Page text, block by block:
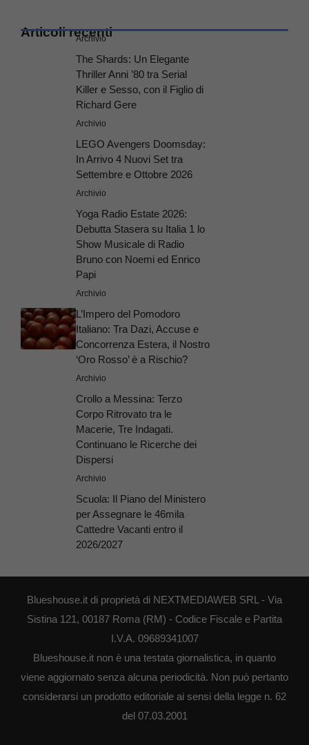
Articoli recenti
Archivio
The Shards: Un Elegante
Thriller Anni ’80 tra Serial
Killer e Sesso, con il Figlio di
Richard Gere
Archivio
LEGO Avengers Doomsday:
In Arrivo 4 Nuovi Set tra
Settembre e Ottobre 2026
Archivio
Yoga Radio Estate 2026:
Debutta Stasera su Italia 1 lo
Show Musicale di Radio
Bruno con Noemi ed Enrico
Papi
Archivio
L’Impero del Pomodoro
Italiano: Tra Dazi, Accuse e
Concorrenza Estera, il Nostro
‘Oro Rosso’ è a Rischio?
Archivio
Crollo a Messina: Terzo
Corpo Ritrovato tra le
Macerie, Tre Indagati.
Continuano le Ricerche dei
Dispersi
Archivio
Scuola: Il Piano del Ministero
per Assegnare le 46mila
Cattedre Vacanti entro il
2026/2027
Blueshouse.it di proprietà di NEXTMEDIAWEB SRL - Via
Sistina 121, 00187 Roma (RM) - Codice Fiscale e Partita
I.V.A. 09689341007
Blueshouse.it non è una testata giornalistica, in quanto
viene aggiornato senza alcuna periodicità. Non può pertanto
considerarsi un prodotto editoriale ai sensi della legge n. 62
del 07.03.2001